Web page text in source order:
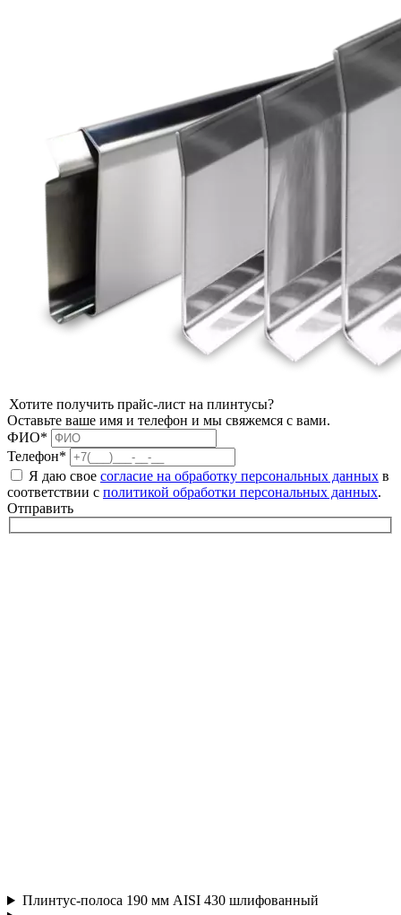
Хотите получить прайс-лист на плинтусы?
Оставьте ваше имя и телефон и мы свяжемся с вами.
ФИО*
Телефон*
Я даю свое согласие на обработку персональных данных в
соответствии с политикой обработки персональных данных.
Отправить
Плинтус-полоса 190 мм AISI 430 шлифованный